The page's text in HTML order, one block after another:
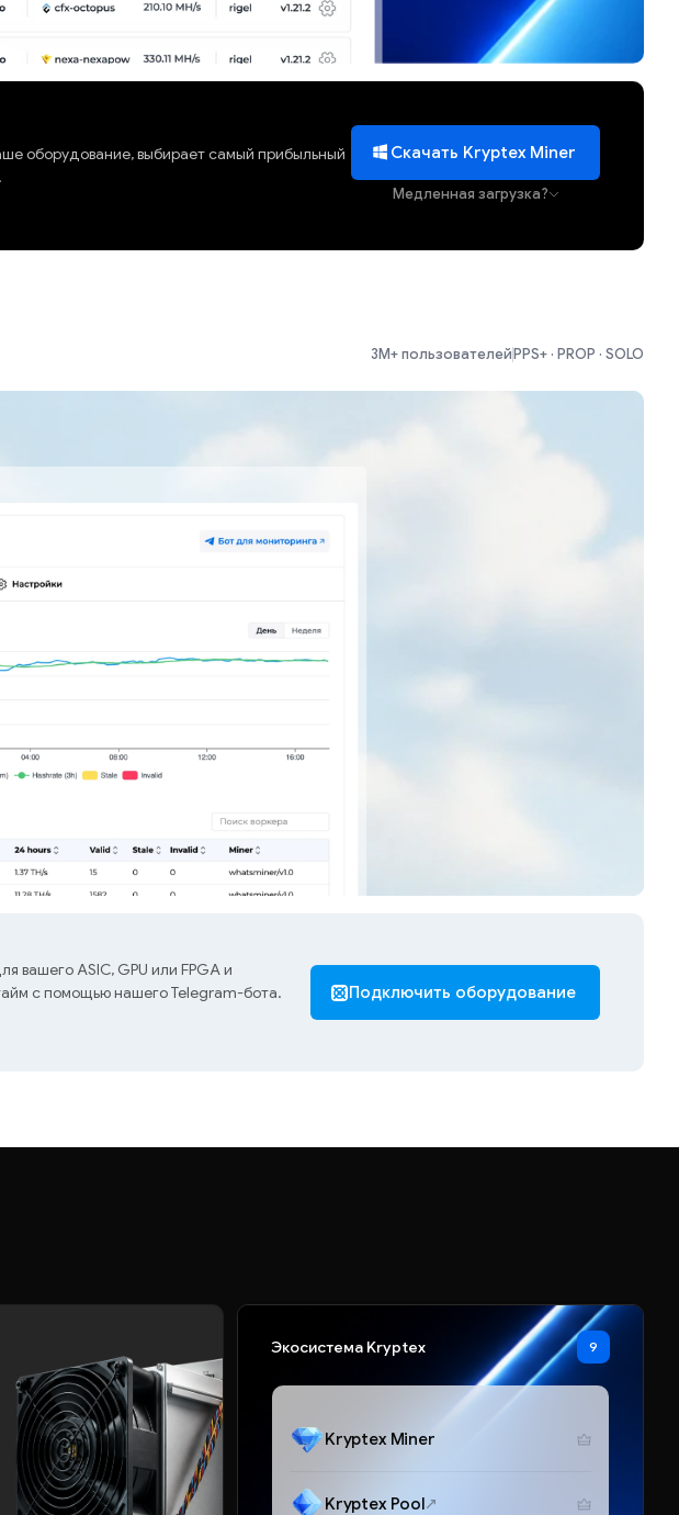
оборудование, выбирает самый прибыльный
Скачать Kryptex Miner
Медленная загрузка?
3M+ пользователейPPS+ · PROP · SOLO
вашего ASIC, GPU или FPGA и
с помощью нашего Telegram-бота.
Подключить оборудование
Экосистема Kryptex 9
Kryptex Miner
Kryptex Pool